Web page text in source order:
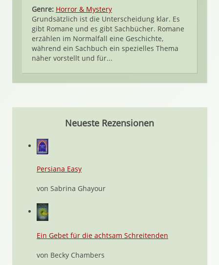
Genre: Horror & Mystery
Grundsätzlich ist die Unterscheidung klar. Es
gibt Romane und es gibt Sachbücher. Romane
erzählen im Normalfall eine Geschichte,
während ein Sachbuch ein spezielles Thema
näher vorstellt und für...
Neueste Rezensionen
Persiana Easy
von Sabrina Ghayour
Ein Gebet für die achtsam Schreitenden
von Becky Chambers